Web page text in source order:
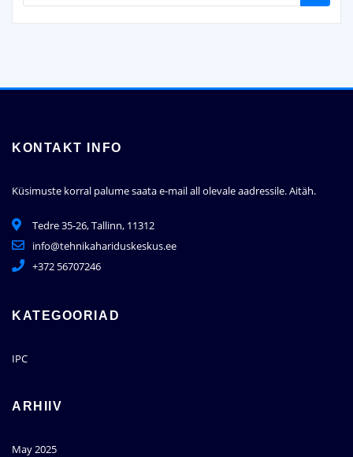
KONTAKT INFO
Küsimuste korral palume saata e-mail all olevale aadressile.Aitäh.
Tedre 35-26, Tallinn, 11312
info@tehnikahariduskeskus.ee
+372 56707246
KATEGOORIAD
IPC
ARHIIV
May 2025